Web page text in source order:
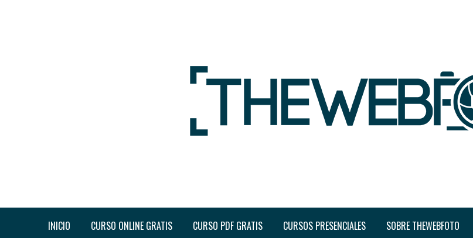
INICIO CURSO ONLINE GRATIS CURSO PDF GRATIS CURSOS PRESENCIALES SOBRE THEWEBFOTO